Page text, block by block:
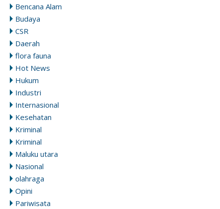
Bencana Alam
Budaya
CSR
Daerah
flora fauna
Hot News
Hukum
Industri
Internasional
Kesehatan
Kriminal
Kriminal
Maluku utara
Nasional
olahraga
Opini
Pariwisata